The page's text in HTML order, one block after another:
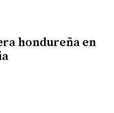
hondureña en